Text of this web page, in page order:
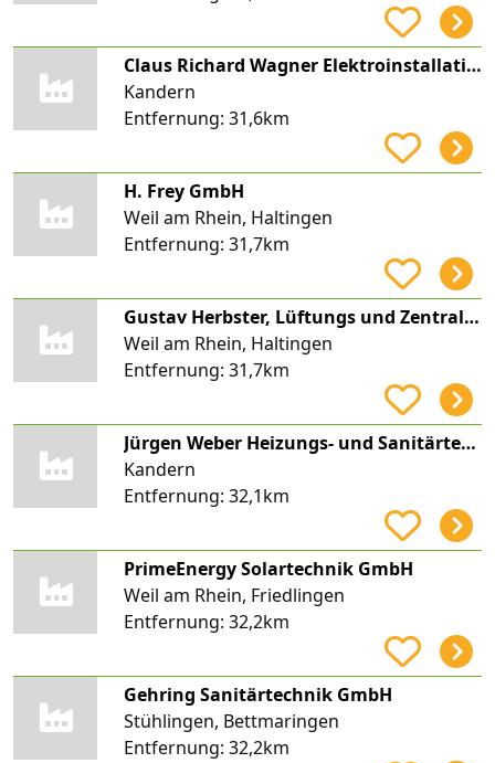
Claus Richard Wagner Elektroinstallationen
Kandern
Entfernung: 31,6km
H. Frey GmbH
Weil am Rhein, Haltingen
Entfernung: 31,7km
Gustav Herbster, Lüftungs und Zentralheizungsbaumeister
Weil am Rhein, Haltingen
Entfernung: 31,7km
Jürgen Weber Heizungs- und Sanitärtechnik
Kandern
Entfernung: 32,1km
PrimeEnergy Solartechnik GmbH
Weil am Rhein, Friedlingen
Entfernung: 32,2km
Gehring Sanitärtechnik GmbH
Stühlingen, Bettmaringen
Entfernung: 32,2km